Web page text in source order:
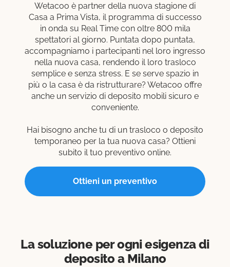
Wetacoo è partner della nuova stagione di
Casa a Prima Vista, il programma di successo
in onda su Real Time con oltre 800 mila
spettatori al giorno. Puntata dopo puntata,
accompagniamo i partecipanti nel loro ingresso
nella nuova casa, rendendo il loro trasloco
semplice e senza stress. E se serve spazio in
più o la casa è da ristrutturare? Wetacoo offre
anche un servizio di deposito mobili sicuro e
conveniente.
Hai bisogno anche tu di un trasloco o deposito
temporaneo per la tua nuova casa? Ottieni
subito il tuo preventivo online.
Ottieni un preventivo
La soluzione per ogni esigenza di
deposito a Milano